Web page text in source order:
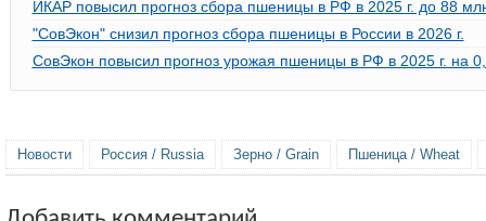
ИКАР повысил прогноз сбора пшеницы в РФ в 2025 г. до 88
"СовЭкон" снизил прогноз сбора пшеницы в России в 2026 г.
СовЭкон повысил прогноз урожая пшеницы в РФ в 2025 г. на
Новости Россия / Russia Зерно / Grain Пшеница / Wheat